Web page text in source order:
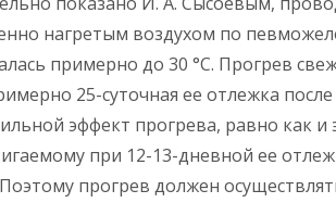
нагретым воздухом по
примерно до 30 °С. Прогрев
25-суточная ее отлежка
эффект прогрева, равно как
при 12-13-дневной ее
прогрев должен